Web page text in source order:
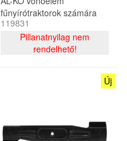
fűnyírótraktorok számára
119831
Pillanatnyilag nem
rendelhető!
Új